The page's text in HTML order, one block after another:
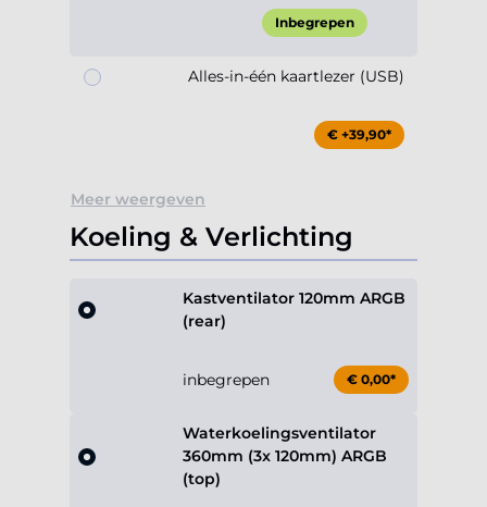
Inbegrepen
Alles-in-één kaartlezer (USB)
€ +39,90*
Meer weergeven
Koeling & Verlichting
Kastventilator 120mm ARGB
(rear)
inbegrepen € 0,00*
Waterkoelingsventilator
360mm (3x 120mm) ARGB
(top)